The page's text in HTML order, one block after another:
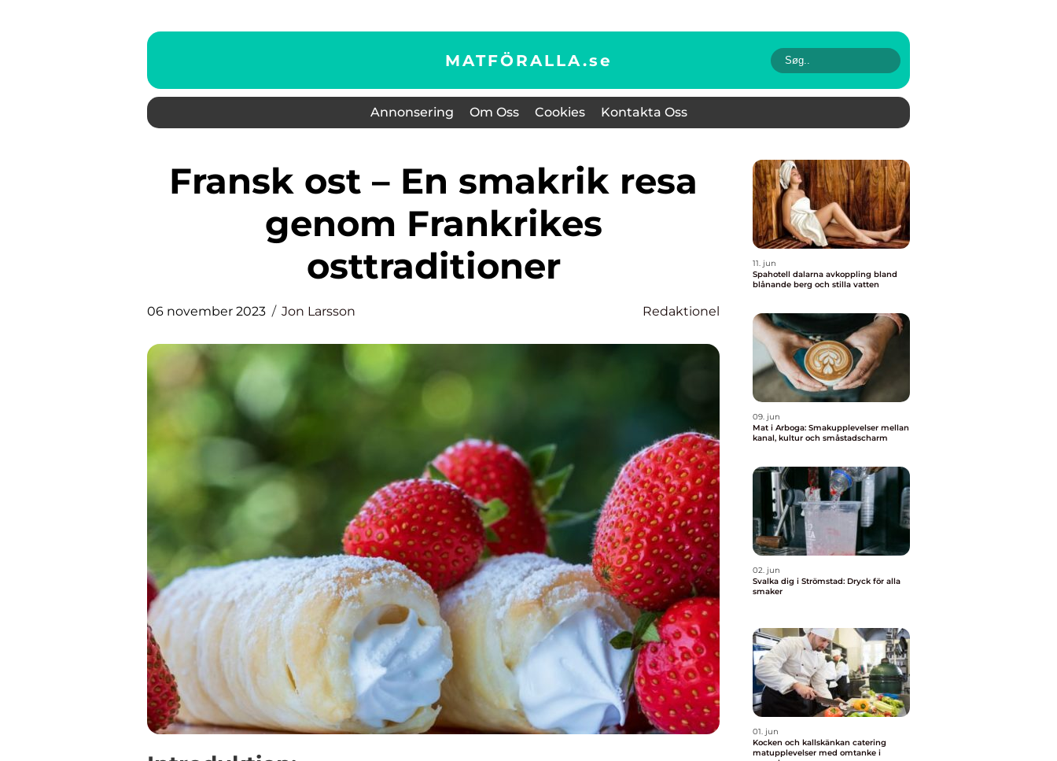
MATFÖRALLA.se
Annonsering Om Oss Cookies Kontakta Oss
Fransk ost – En smakrik resa
genom Frankrikes
osttraditioner
06 november 2023 Jon Larsson Redaktionel
11. jun
Spahotell dalarna avkoppling bland
blånande berg och stilla vatten
09. jun
Mat i Arboga: Smakupplevelser mellan
kanal, kultur och småstadscharm
02. jun
Svalka dig i Strömstad: Dryck för alla
smaker
01. jun
Kocken och kallskänkan catering
matupplevelser med omtanke i